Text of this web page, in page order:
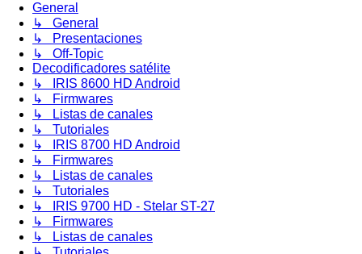
General
↳ General
↳ Presentaciones
↳ Off-Topic
Decodificadores satélite
↳ IRIS 8600 HD Android
↳ Firmwares
↳ Listas de canales
↳ Tutoriales
↳ IRIS 8700 HD Android
↳ Firmwares
↳ Listas de canales
↳ Tutoriales
↳ IRIS 9700 HD - Stelar ST-27
↳ Firmwares
↳ Listas de canales